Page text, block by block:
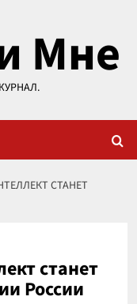
Мне
СТАНЕТ
станет
России